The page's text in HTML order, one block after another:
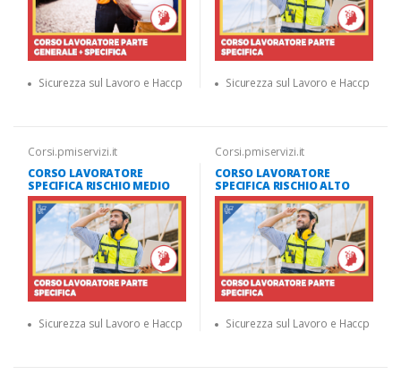
Sicurezza sul Lavoro e Haccp Sicurezza sul Lavoro e Haccp
Corsi.pmiservizi.it
CORSO LAVORATORE
SPECIFICA RISCHIO MEDIO
Sicurezza sul Lavoro e Haccp
Corsi.pmiservizi.it
CORSO LAVORATORE
SPECIFICA RISCHIO ALTO
Sicurezza sul Lavoro e Haccp